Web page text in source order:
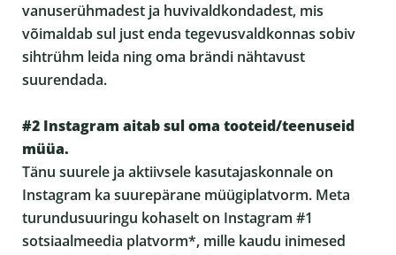
vanuserühmadest ja huvivaldkondadest, mis
võimaldab sul just enda tegevusvaldkonnas sobiv
sihtrühm leida ning oma brändi nähtavust
suurendada.
#2 Instagram aitab sul oma tooteid/teenuseid
müüa.
Tänu suurele ja aktiivsele kasutajaskonnale on
Instagram ka suurepärane müügiplatvorm. Meta
turundusuuringu kohaselt on Instagram #1
sotsiaalmeedia platvorm*, mille kaudu inimesed